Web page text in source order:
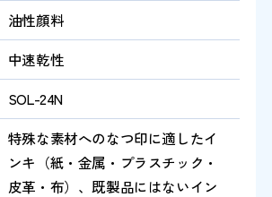
油性顔料
中速乾性
SOL-24N
特殊な素材へのなつ印に適したイ
ンキ（紙・金属・プラスチック・
皮革・布）、既製品にはないイン